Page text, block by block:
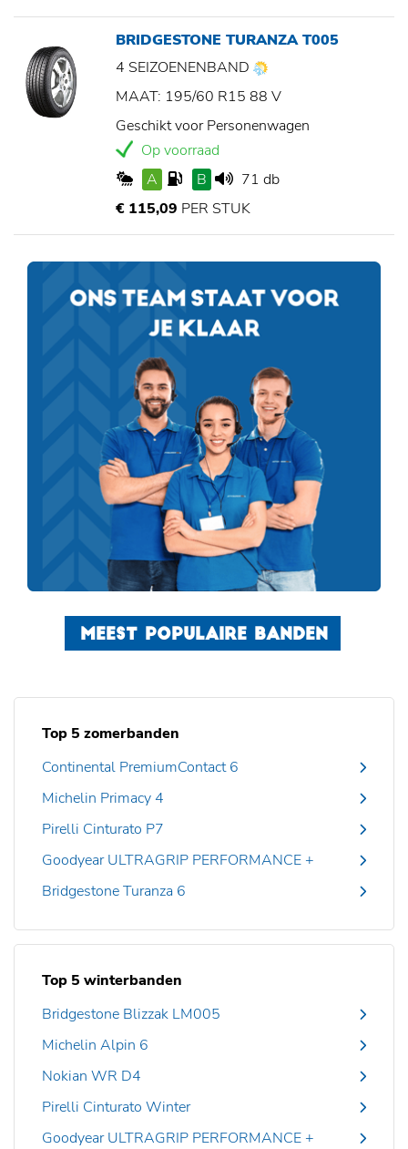
BRIDGESTONE TURANZA T005
4 SEIZOENENBAND
MAAT: 195/60 R15 88 V
Geschikt voor Personenwagen
Op voorraad
A
B
71 db
€ 115,09 PER STUK
MEEST POPULAIRE BANDEN
Top 5 zomerbanden
Continental PremiumContact 6
Michelin Primacy 4
Pirelli Cinturato P7
Goodyear ULTRAGRIP PERFORMANCE +
Bridgestone Turanza 6
Top 5 winterbanden
Bridgestone Blizzak LM005
Michelin Alpin 6
Nokian WR D4
Pirelli Cinturato Winter
Goodyear ULTRAGRIP PERFORMANCE +